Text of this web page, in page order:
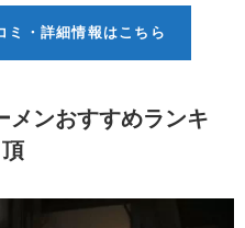
ミ・詳細情報はこちら
メンおすすめランキ